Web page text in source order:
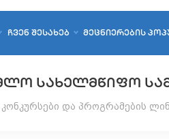
ᲩᲕᲔᲜ ᲨᲔᲡᲐᲮᲔᲑ ᲛᲔᲪᲜᲘᲔᲠᲔᲑᲘᲡ
ᲡᲐᲮᲔᲚᲛᲬᲘᲤᲝ
კონკურსები და პროგრამების